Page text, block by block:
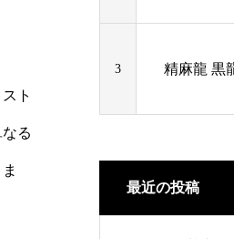
ト
る
3 精麻龍 黒
最近の投稿